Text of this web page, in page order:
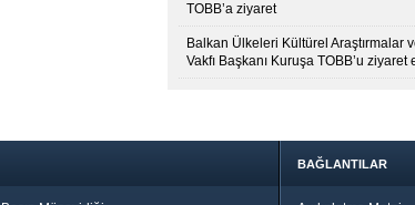
TOBB’a ziyaret
Balkan Ülkeleri Kültürel Araştırmalar
Vakfı Başkanı Kuruşa TOBB’u ziyaret
BAĞLANTILAR